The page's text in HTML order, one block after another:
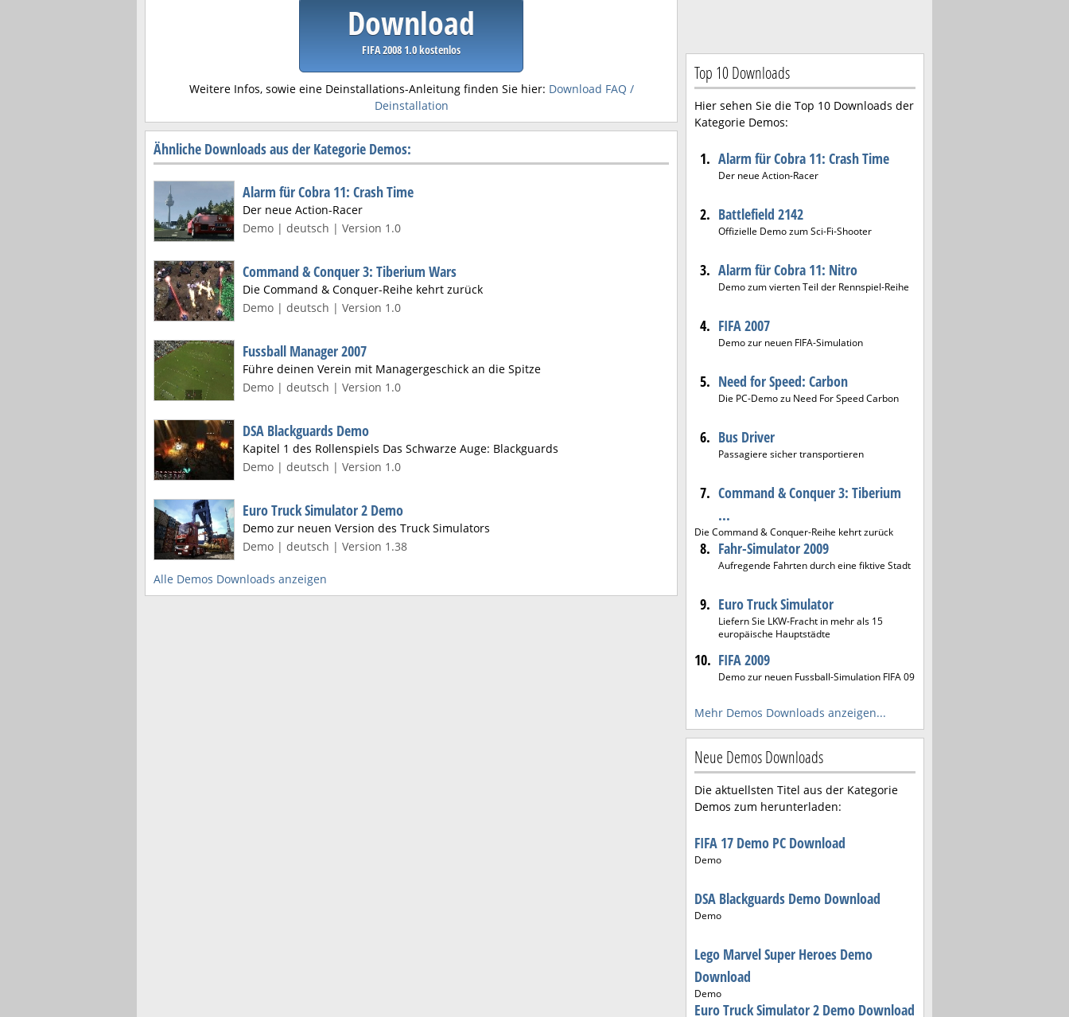
Download
FIFA 2008 1.0 kostenlos
Weitere Infos, sowie eine Deinstallations-Anleitung finden Sie hier: Download FAQ /
Deinstallation
Ähnliche Downloads aus der Kategorie Demos:
Alarm für Cobra 11: Crash Time
Der neue Action-Racer
Demo | deutsch | Version 1.0
Command & Conquer 3: Tiberium Wars
Die Command & Conquer-Reihe kehrt zurück
Demo | deutsch | Version 1.0
Fussball Manager 2007
Führe deinen Verein mit Managergeschick an die Spitze
Demo | deutsch | Version 1.0
DSA Blackguards Demo
Kapitel 1 des Rollenspiels Das Schwarze Auge: Blackguards
Demo | deutsch | Version 1.0
Euro Truck Simulator 2 Demo
Demo zur neuen Version des Truck Simulators
Demo | deutsch | Version 1.38
Alle Demos Downloads anzeigen
Top 10 Downloads
Hier sehen Sie die Top 10 Downloads der
Kategorie Demos:
1. Alarm für Cobra 11: Crash Time
Der neue Action-Racer
2. Battlefield 2142
Offizielle Demo zum Sci-Fi-Shooter
3. Alarm für Cobra 11: Nitro
Demo zum vierten Teil der Rennspiel-Reihe
4. FIFA 2007
Demo zur neuen FIFA-Simulation
5. Need for Speed: Carbon
Die PC-Demo zu Need For Speed Carbon
6. Bus Driver
Passagiere sicher transportieren
7. Command & Conquer 3: Tiberium
...
Die Command & Conquer-Reihe kehrt zurück
8. Fahr-Simulator 2009
Aufregende Fahrten durch eine fiktive Stadt
9. Euro Truck Simulator
Liefern Sie LKW-Fracht in mehr als 15
europäische Hauptstädte
10. FIFA 2009
Demo zur neuen Fussball-Simulation FIFA 09
Mehr Demos Downloads anzeigen...
Neue Demos Downloads
Die aktuellsten Titel aus der Kategorie
Demos zum herunterladen:
FIFA 17 Demo PC Download
Demo
DSA Blackguards Demo Download
Demo
Lego Marvel Super Heroes Demo
Download
Demo
Euro Truck Simulator 2 Demo Download